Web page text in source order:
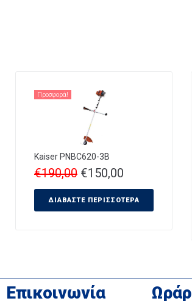
Προσφορά!
Kaiser PNBC620-3B
€190,00 €150,00
ΔΙΑΒΆΣΤΕ ΠΕΡΙΣΣΌΤΕΡΑ
Επικοινωνία